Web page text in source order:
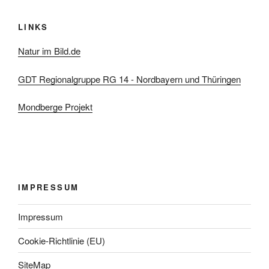
LINKS
Natur im Bild.de
GDT Regionalgruppe RG 14 - Nordbayern und Thüringen
Mondberge Projekt
IMPRESSUM
Impressum
Cookie-Richtlinie (EU)
SiteMap